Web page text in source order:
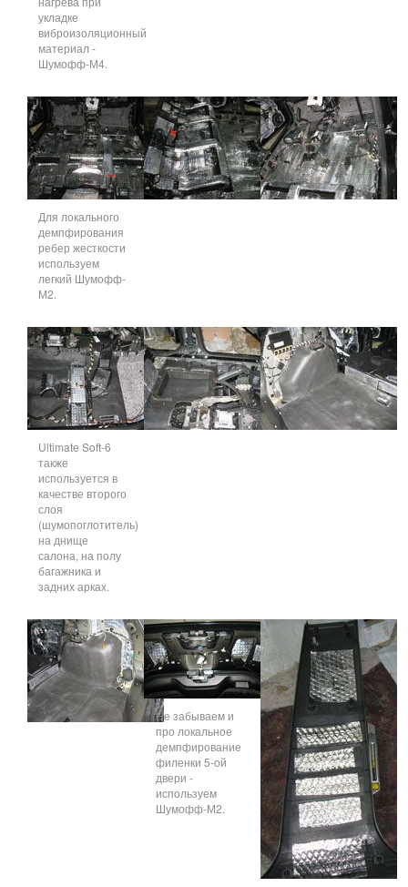
укладке
виброизоляционный
материал -
Шумофф-М4.
Для локального
демпфирования
ребер жесткости
используем
легкий Шумофф-
М2.
Ultimate Soft-6
также
используется в
качестве второго
слоя
(шумопоглотитель)
на днище
салона, на полу
багажника и
задних арках.
Не забываем и
про локальное
демпфирование
филенки 5-ой
двери -
используем
Шумофф-М2.